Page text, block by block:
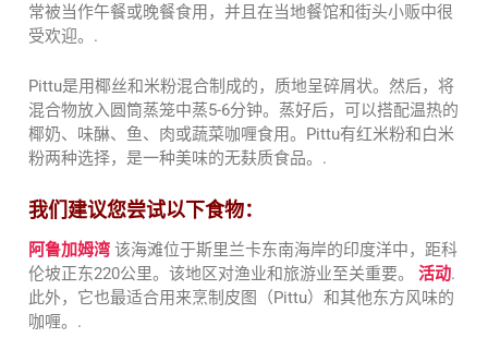
常被当作午餐或晚餐食用，并且在当地餐馆和街头小贩中很
受欢迎。.
Pittu是用椰丝和米粉混合制成的，质地呈碎屑状。然后，将
混合物放入圆筒蒸笼中蒸5-6分钟。蒸好后，可以搭配温热的
椰奶、味醂、鱼、肉或蔬菜咖喱食用。Pittu有红米粉和白米
粉两种选择，是一种美味的无麸质食品。.
我们建议您尝试以下食物：
阿鲁加姆湾 该海滩位于斯里兰卡东南海岸的印度洋中，距科
伦坡正东220公里。该地区对渔业和旅游业至关重要。 活动.
此外，它也最适合用来烹制皮图（Pittu）和其他东方风味的
咖喱。.